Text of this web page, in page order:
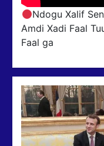
Ndogu Xalif
Amdi Xadi Faal
Faal ga